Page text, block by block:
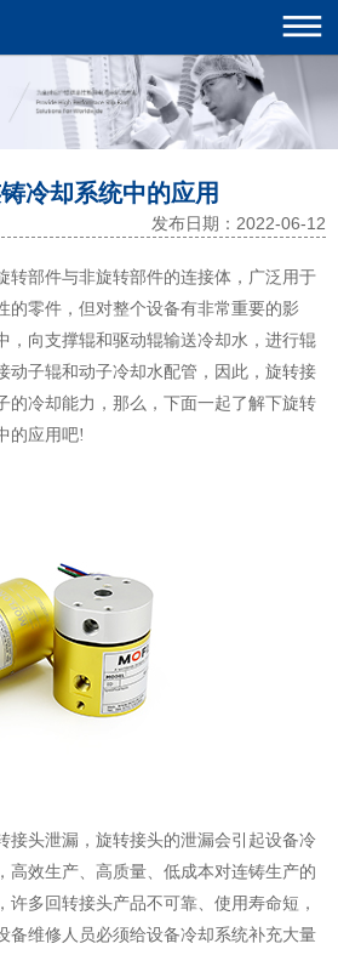
冷却系统中的应用
发布日期：2022-06-12
部件与非旋转部件的连接体，广泛用于
的零件，但对整个设备有非常重要的影
，向支撑辊和驱动辊输送冷却水，进行辊
动子辊和动子冷却水配管，因此，旋转接
的冷却能力，那么，下面一起了解下旋转
的应用吧!
头泄漏，旋转接头的泄漏会引起设备冷
高效生产、高质量、低成本对连铸生产的
许多回转接头产品不可靠、使用寿命短，
备维修人员必须给设备冷却系统补充大量